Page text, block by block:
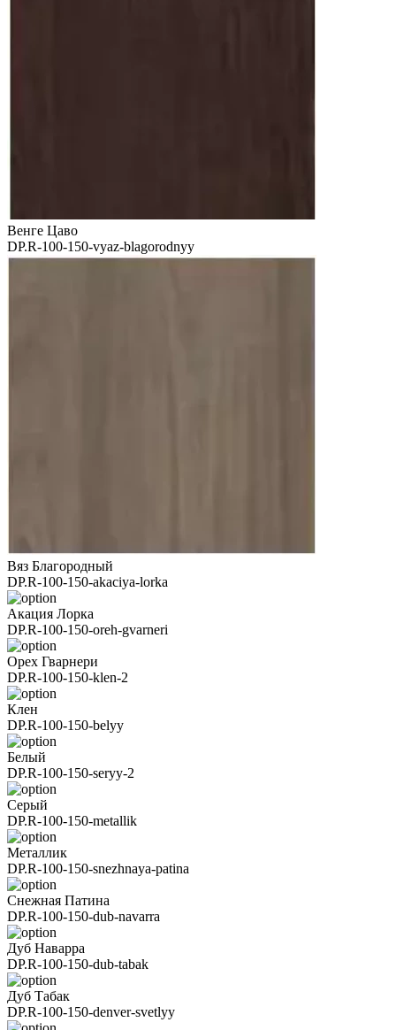
Венге Цаво
DP.R-100-150-vyaz-blagorodnyy
Вяз Благородный
DP.R-100-150-akaciya-lorka
Акация Лорка
DP.R-100-150-oreh-gvarneri
Орех Гварнери
DP.R-100-150-klen-2
Клен
DP.R-100-150-belyy
Белый
DP.R-100-150-seryy-2
Серый
DP.R-100-150-metallik
Металлик
DP.R-100-150-snezhnaya-patina
Снежная Патина
DP.R-100-150-dub-navarra
Дуб Наварра
DP.R-100-150-dub-tabak
Дуб Табак
DP.R-100-150-denver-svetlyy